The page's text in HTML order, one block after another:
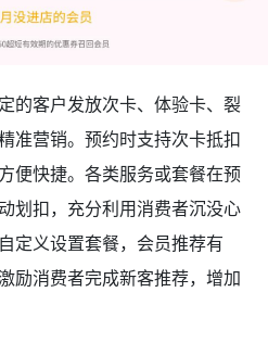
的客户发放次卡、体验卡、裂
准营销。预约时支持次卡抵扣
便快捷。各类服务或套餐在预
划扣，充分利用消费者沉没心
定义设置套餐，会员推荐有
励消费者完成新客推荐，增加